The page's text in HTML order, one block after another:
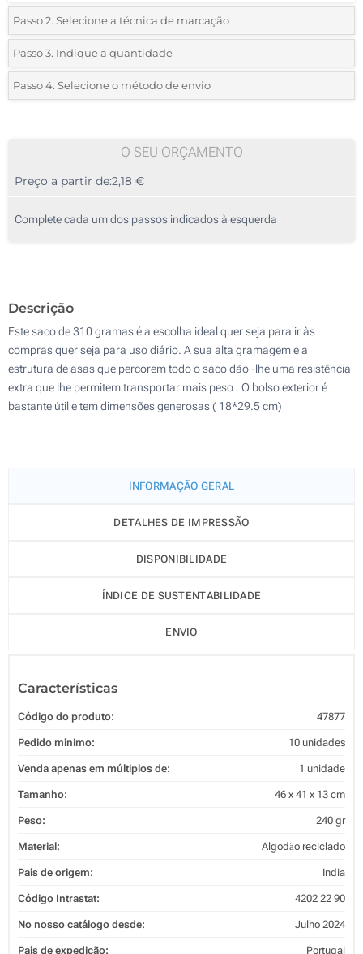
Passo 2. Selecione a técnica de marcação
*Selecione o tipo de marcação e as cores do logotipo:
1 Cor (Na frente)
Passo 3. Indique a quantidade
*Quantidade mínima:10
20
50
Outra :
Passo 4. Selecione o método de envio
O SEU ORÇAMENTO
Preço a partir de:2,18 €
Complete cada um dos passos indicados à esquerda
Descrição
Este saco de 310 gramas é a escolha ideal quer seja para ir às
compras quer seja para uso diário. A sua alta gramagem e a
estrutura de asas que percorem todo o saco dão -lhe uma resistência
extra que lhe permitem transportar mais peso . O bolso exterior é
bastante útil e tem dimensões generosas ( 18*29.5 cm)
INFORMAÇÃO GERAL
DETALHES DE IMPRESSÃO
DISPONIBILIDADE
ÍNDICE DE SUSTENTABILIDADE
ENVIO
Características
Código do produto: 47877
Pedido mínimo: 10 unidades
Venda apenas em múltiplos de: 1 unidade
Tamanho: 46 x 41 x 13 cm
Peso: 240 gr
Material: Algodăo reciclado
País de origem: India
Código Intrastat: 4202 22 90
No nosso catálogo desde: Julho 2024
País de expedição: Portugal